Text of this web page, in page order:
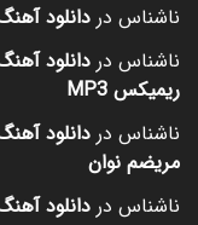
ناشناس در دانلود
ناشناس در دانلود
ریمیکس MP3
ناشناس در دانلود
مریضم نوان
ناشناس در دانلود